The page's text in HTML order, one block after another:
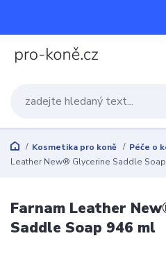
Kosmetika pro koně Péče o
Leather New® Glycerine Saddle
Farnam Leather
Saddle Soap 946 ml